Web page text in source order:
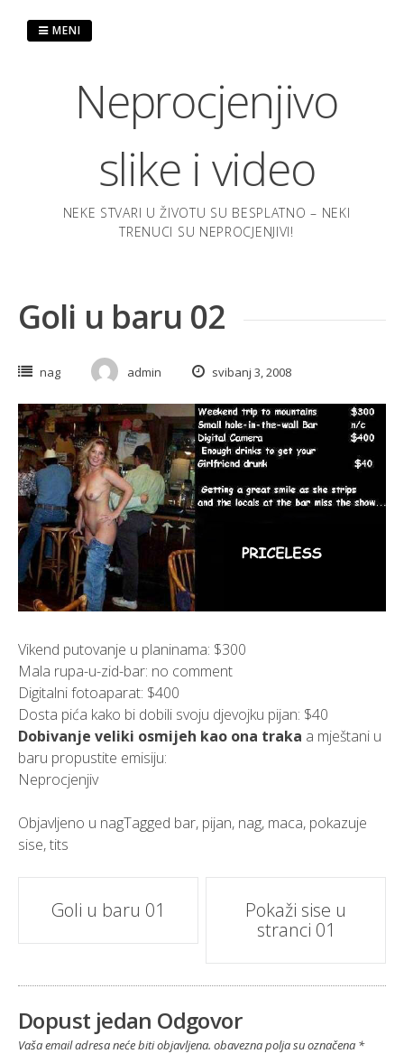
Neprocjenjivo
slike i video
NEKE STVARI U ŽIVOTU SU BESPLATNO – NEKI
TRENUCI SU NEPROCJENJIVI!
MENI
Goli u baru 02
nag admin svibanj 3, 2008
Vikend putovanje u planinama: $300
Mala rupa-u-zid-bar: no comment
Digitalni fotoaparat: $400
Dosta pića kako bi dobili svoju djevojku pijan: $40
Dobivanje veliki osmijeh kao ona traka a mještani u
baru propustite emisiju:
Neprocjenjiv
Objavljeno u nagTagged bar, pijan, nag, maca, pokazuje
sise,tits
Post
navigacija
Goli u baru 01
Pokaži sise u
stranci 01
Dopust jedan Odgovor
Vaša email adresa neće biti objavljena. obavezna polja su označena *